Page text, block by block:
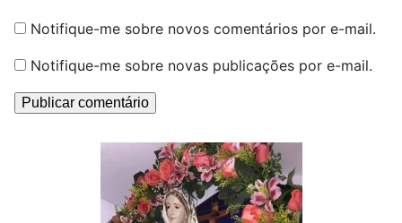
Notifique-me sobre novos comentários por e-mail.
Notifique-me sobre novas publicações por e-mail.